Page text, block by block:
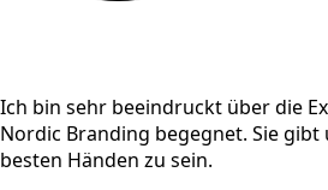
Ich bin sehr beeindruckt über die
Nordic Branding begegnet. Sie gibt
besten Händen zu sein.